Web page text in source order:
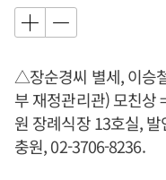
△장순경씨 별세, 이승
부 재정관리관) 모친상
원 장례식장 13호실,
충원, 02-3706-8236.